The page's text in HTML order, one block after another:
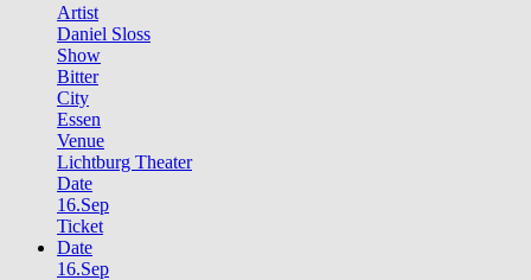
Artist
Daniel Sloss
Show
Bitter
City
Essen
Venue
Lichtburg Theater
Date
16.Sep
Ticket
Date
16.Sep